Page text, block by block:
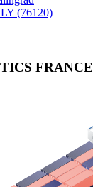
(76120)
FRANCE